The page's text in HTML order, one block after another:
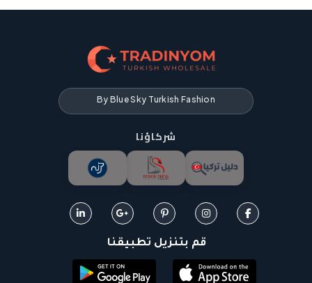
By Blue Sky Turkish Fashion
شركاؤنا
قم بتنزيل تطبيقنا